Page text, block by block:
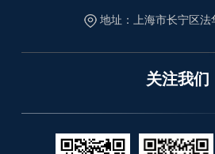
地址：上海市长宁区法
关注我们